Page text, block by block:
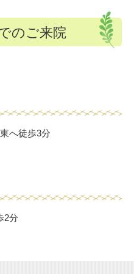
のご来院
へ徒歩3分
2分